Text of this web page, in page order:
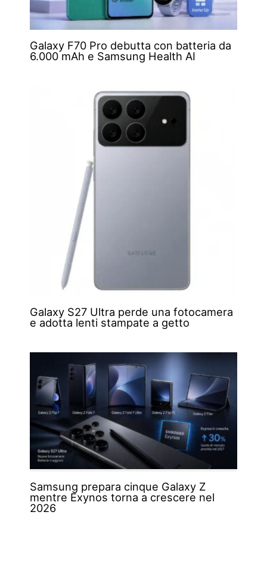
Galaxy F70 Pro debutta con batteria da
6.000 mAh e Samsung Health AI
Galaxy S27 Ultra perde una fotocamera
e adotta lenti stampate a getto
Samsung prepara cinque Galaxy Z
mentre Exynos torna a crescere nel
2026